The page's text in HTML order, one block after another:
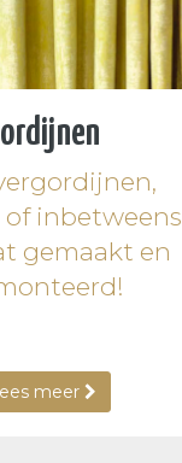
of inbetweens
gemaakt en
meer